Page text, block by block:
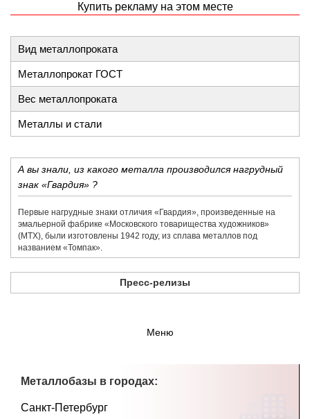
Купить рекламу на этом месте
Вид металлопроката
Металлопрокат ГОСТ
Вес металлопроката
Металлы и стали
А вы знали, из какого металла производился нагрудный
знак «Гвардия» ?
Первые нагрудные знаки отличия «Гвардия», произведенные на
эмальерной фабрике «​Московского товарищества художников»​
(МТХ), были изготовлены 1942 году, из сплава металлов под
названием «​Томпак».
Пресс-релизы
Меню
Металлобазы в городах:
Санкт-Петербург